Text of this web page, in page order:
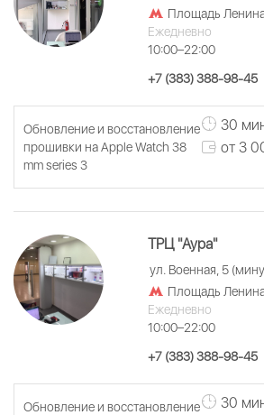
Площадь
Ежедневно
10:00–22:00
+7 (383) 388-98-45
Обновление и восстановление
прошивки на Apple Watch 38
mm series 3
30
от 3
ТРЦ "Аура"
ул. Военная, 5
Площадь
Ежедневно
10:00–22:00
+7 (383) 388-98-45
Обновление и восстановление
30